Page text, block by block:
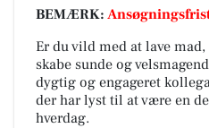
BEMÆRK:
Er du vild med at lave
skabe sunde og
dygtig og engageret
der har lyst til at være en
hverdag.